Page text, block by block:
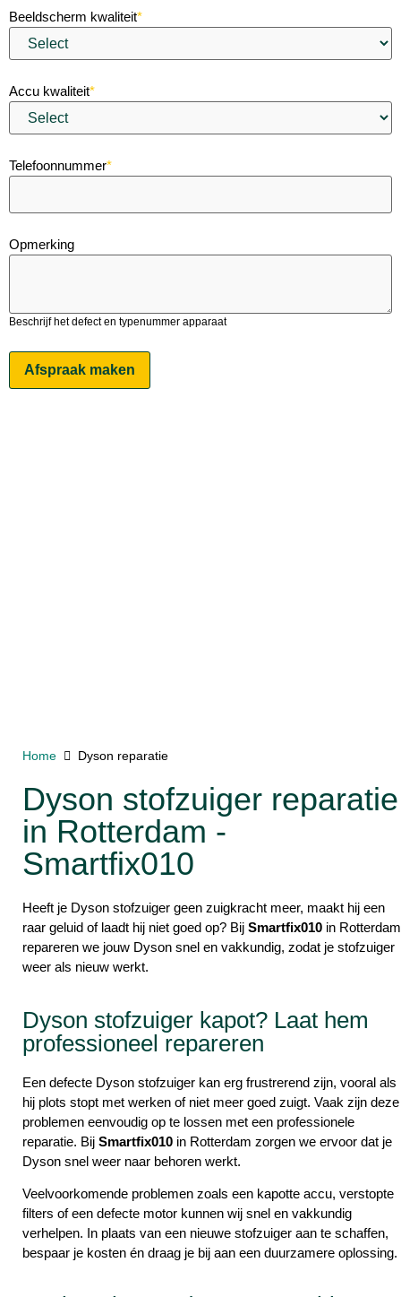
Beeldscherm kwaliteit*
Accu kwaliteit*
Telefoonnummer*
Opmerking
Beschrijf het defect en typenummer apparaat
Afspraak maken
Home Dyson reparatie
Dyson stofzuiger reparatie
in Rotterdam -
Smartfix010
Heeft je Dyson stofzuiger geen zuigkracht meer, maakt hij een
raar geluid of laadt hij niet goed op? Bij Smartfix010 in Rotterdam
repareren we jouw Dyson snel en vakkundig, zodat je stofzuiger
weer als nieuw werkt.
Dyson stofzuiger kapot? Laat hem
professioneel repareren
Een defecte Dyson stofzuiger kan erg frustrerend zijn, vooral als
hij plots stopt met werken of niet meer goed zuigt. Vaak zijn deze
problemen eenvoudig op te lossen met een professionele
reparatie. Bij Smartfix010 in Rotterdam zorgen we ervoor dat je
Dyson snel weer naar behoren werkt.
Veelvoorkomende problemen zoals een kapotte accu, verstopte
filters of een defecte motor kunnen wij snel en vakkundig
verhelpen. In plaats van een nieuwe stofzuiger aan te schaffen,
bespaar je kosten én draag je bij aan een duurzamere oplossing.